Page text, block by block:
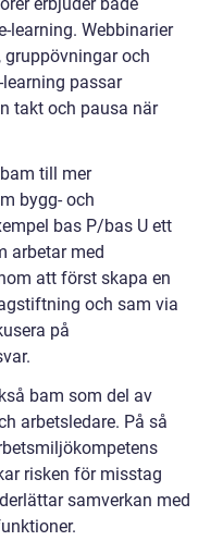
learning. Webbinarier
och
passar
takt och pausa när
till mer
bygg- och
bas P/bas U ett
arbetar med
att först skapa en
och sam via
på
bam som del av
arbetsledare. På så
risken för misstag
samverkan med